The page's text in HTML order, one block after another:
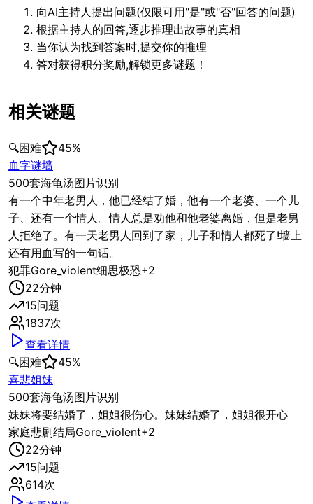
向AI主持人提出问题(仅限可用"是"或"否"回答的问题)
根据主持人的回答,逐步推理出故事的真相
当你认为找到答案时,提交你的推理
答对获得积分奖励,解锁更多谜题！
相关谜题
🔍困难 45%
血字谜墙
500套海龟汤图片识别
有一个中年老男人，他已经结了婚，他有一个老婆、一个儿
子、还有一个情人。情人总是劝他和他老婆离婚，但是老男
人拒绝了。有一天老男人回到了家，儿子和情人都死了!墙上
还有用血写的一句话。
犯罪Gore_violent细思极恐+2
22分钟
15问题
1837次
查看详情
🔍困难 45%
喜悲姐妹
500套海龟汤图片识别
妹妹将要结婚了，姐姐很伤心。妹妹结婚了，姐姐很开心
家庭悲剧结局Gore_violent+2
22分钟
15问题
614次